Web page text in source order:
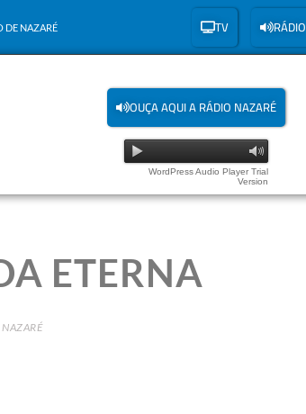
DE NAZARÉ TV RÁDIO
OUÇA AQUI A RÁDIO NAZARÉ
WordPress Audio Player Trial
Version
ETERNA